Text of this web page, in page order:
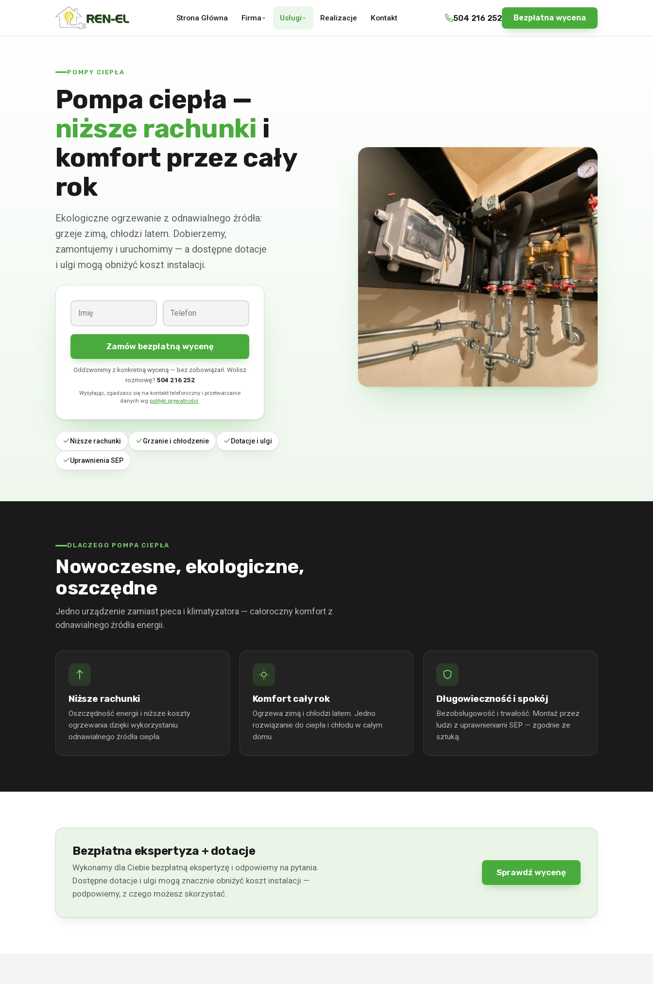
Strona Główna Firma Usługi Realizacje Kontakt 504 216 252 Bezpłatna wycena
POMPY CIEPŁA
Pompa ciepła —
niższe rachunki i
komfort przez cały
rok
Ekologiczne ogrzewanie z odnawialnego źródła:
grzeje zimą, chłodzi latem. Dobierzemy,
zamontujemy i uruchomimy — a dostępne dotacje
i ulgi mogą obniżyć koszt instalacji.
Zamów bezpłatną wycenę
Oddzwonimy z konkretną wyceną — bez zobowiązań. Wolisz
rozmowę? 504 216 252
Wysyłając, zgadzasz się na kontakt telefoniczny i przetwarzanie
danych wg polityki prywatności
Niższe rachunki Grzanie i chłodzenie Dotacje i ulgi
Uprawnienia SEP
DLACZEGO POMPA CIEPŁA
Nowoczesne, ekologiczne,
oszczędne
Jedno urządzenie zamiast pieca i klimatyzatora — całoroczny komfort z
odnawialnego źródła energii.
Niższe rachunki
Oszczędność energii i niższe koszty
ogrzewania dzięki wykorzystaniu
odnawialnego źródła ciepła.
Komfort cały rok
Ogrzewa zimą i chłodzi latem. Jedno
rozwiązanie do ciepła i chłodu w całym
domu.
Długowieczność i spokój
Bezobsługowość i trwałość. Montaż przez
ludzi z uprawnieniami SEP — zgodnie ze
sztuką.
Bezpłatna ekspertyza + dotacje
Wykonamy dla Ciebie bezpłatną ekspertyzę i odpowiemy na pytania.
Dostępne dotacje i ulgi mogą znacznie obniżyć koszt instalacji —
podpowiemy, z czego możesz skorzystać.
Sprawdź wycenę